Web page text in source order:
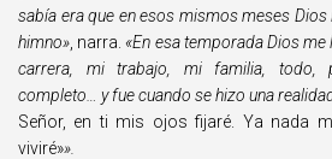
sabía era que en esos mismos meses
himno» , narra. «En esa temporada Dios
carrera, mi trabajo, mi familia, todo,
completo… y fue cuando se hizo una
Señor, en ti mis ojos fijaré. Ya nada
viviré»».